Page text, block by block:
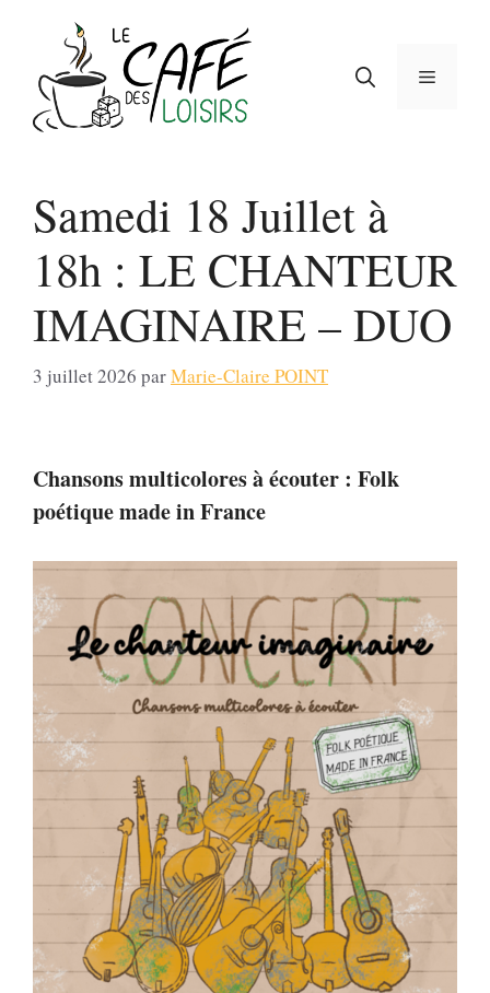
contenu
Menu
Samedi 18 Juillet à
18h : LE CHANTEUR
IMAGINAIRE – DUO
3 juillet 2026 parMarie-Claire POINT
Chansons multicolores à écouter : Folk
poétique made in France